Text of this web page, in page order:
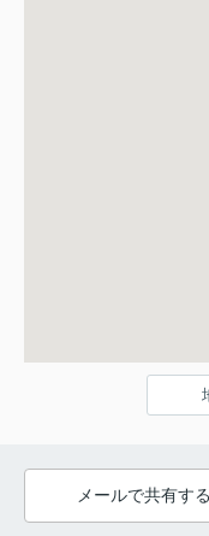
メールで共有する